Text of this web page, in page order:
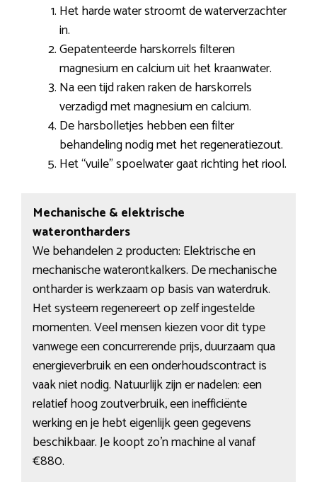
Het harde water stroomt de waterverzachter
in.
Gepatenteerde harskorrels filteren
magnesium en calcium uit het kraanwater.
Na een tijd raken raken de harskorrels
verzadigd met magnesium en calcium.
De harsbolletjes hebben een filter
behandeling nodig met het regeneratiezout.
Het “vuile” spoelwater gaat richting het riool.
Mechanische & elektrische
waterontharders
We behandelen 2 producten: Elektrische en
mechanische waterontkalkers. De mechanische
ontharder is werkzaam op basis van waterdruk.
Het systeem regenereert op zelf ingestelde
momenten. Veel mensen kiezen voor dit type
vanwege een concurrerende prijs, duurzaam qua
energieverbruik en een onderhoudscontract is
vaak niet nodig. Natuurlijk zijn er nadelen: een
relatief hoog zoutverbruik, een inefficiënte
werking en je hebt eigenlijk geen gegevens
beschikbaar. Je koopt zo’n machine al vanaf
€880.